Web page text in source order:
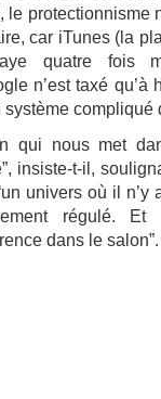
le protectionnisme
car iTunes (la
quatre fois
n’est taxé qu’à
compliqué
qui nous met
insiste-t-il,
univers où il n’y
régulé.
dans le salon”.